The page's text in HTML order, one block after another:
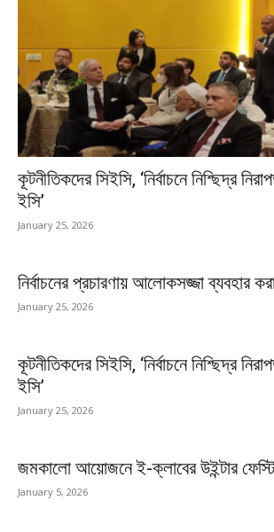
কূটনীতিকদের সিইসি, ‘নির্বাচনে নিশ্ছিদ্র
ইসি’
January 25, 2026
নির্বাচনের প্রচারণায় আলোকসজ্জা ব্যবহার
January 25, 2026
কূটনীতিকদের সিইসি, ‘নির্বাচনে নিশ্ছিদ্র
ইসি’
January 25, 2026
জমকালো আয়োজনে ই-ক্লাবের উইন্টার
January 5, 2026